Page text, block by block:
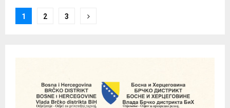
Posts
1 2 3